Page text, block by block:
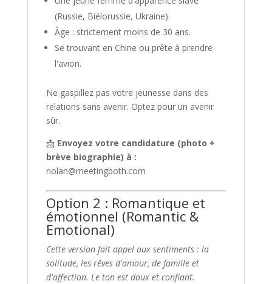
(Russie, Biélorussie, Ukraine).
Âge : strictement moins de 30 ans.
Se trouvant en Chine ou prête à prendre
l'avion.
Ne gaspillez pas votre jeunesse dans des
relations sans avenir. Optez pour un avenir
sûr.
📩 Envoyez votre candidature (photo +
brève biographie) à :
nolan@meetingboth.com
Option 2 : Romantique et
émotionnel (Romantic &
Emotional)
Cette version fait appel aux sentiments : la
solitude, les rêves d'amour, de famille et
d'affection. Le ton est doux et confiant.